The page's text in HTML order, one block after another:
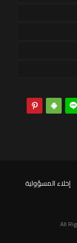
إخلاء المسؤولية